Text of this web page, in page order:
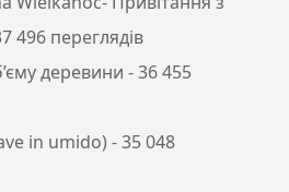
496 переглядів
деревини - 36 455
in umido) - 35 048